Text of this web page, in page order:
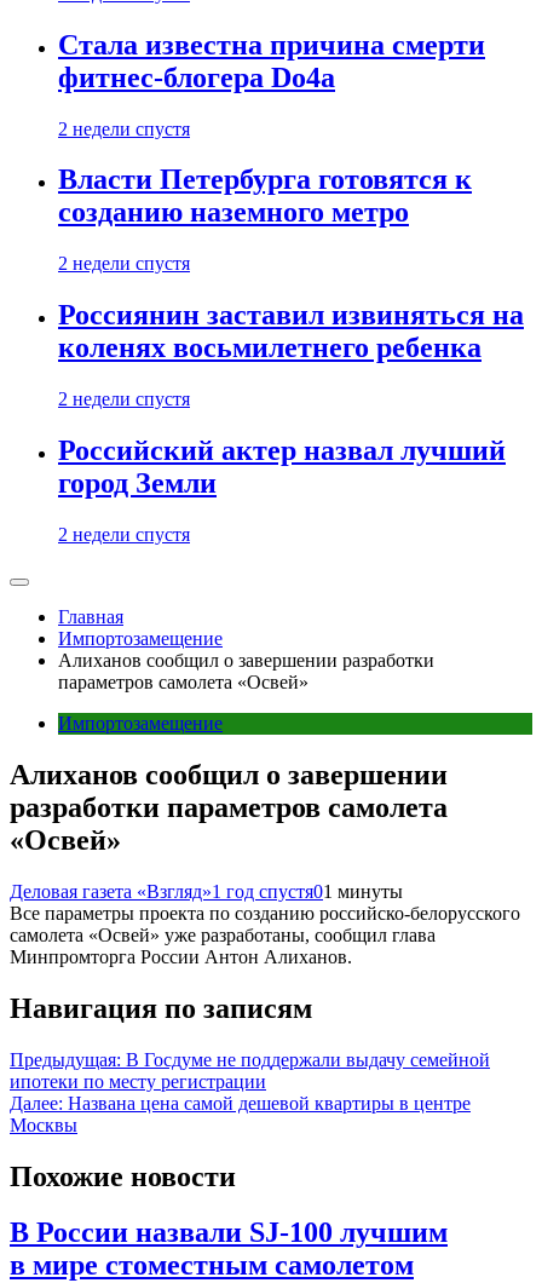
Стала известна причина смерти
фитнес-блогера Do4а
2 недели спустя
Власти Петербурга готовятся к
созданию наземного метро
2 недели спустя
Россиянин заставил извиняться на
коленях восьмилетнего ребенка
2 недели спустя
Российский актер назвал лучший
город Земли
2 недели спустя
Главная
Импортозамещение
Алиханов сообщил о завершении разработки
параметров самолета «Освей»
Импортозамещение
Алиханов сообщил о завершении
разработки параметров самолета
«Освей»
Деловая газета «Взгляд»1 год спустя01 минуты
Все параметры проекта по созданию российско-белорусского
самолета «Освей» уже разработаны, сообщил глава
Минпромторга России Антон Алиханов.
Навигация по записям
Предыдущая: В Госдуме не поддержали выдачу семейной
ипотеки по месту регистрации
Далее: Названа цена самой дешевой квартиры в центре
Москвы
Похожие новости
В России назвали SJ-100 лучшим
в мире стоместным самолетом